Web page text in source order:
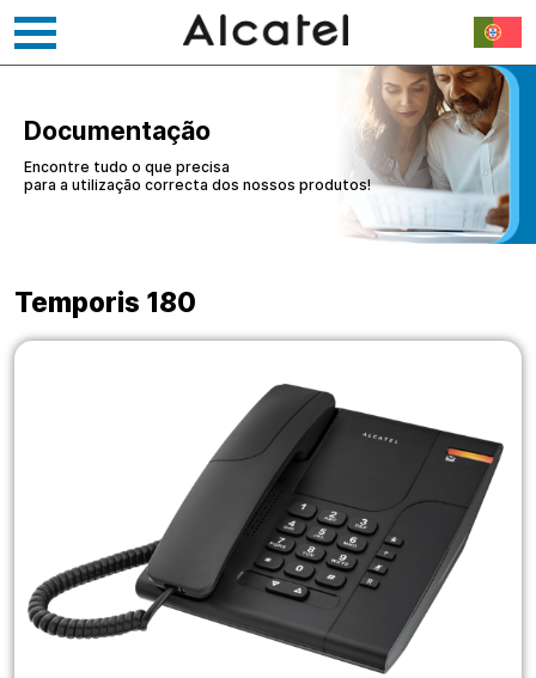
Documentação
Encontre tudo o que precisa
para a utilização correcta dos nossos produtos!
Temporis 180